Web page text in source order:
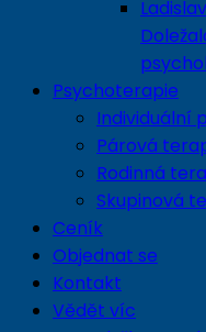
Psychoterapie
Individuální
Párová
Rodinná
Skupinová
Ceník
Objednat se
Kontakt
Vědět víc